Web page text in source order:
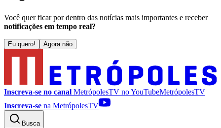
Você quer ficar por dentro das notícias mais importantes e receber
notificações em tempo real?
Eu quero! Agora não
Inscreva-se no canal MetrópolesTV noYouTubeMetrópolesTV
Inscreva-se na MetrópolesTV
Busca